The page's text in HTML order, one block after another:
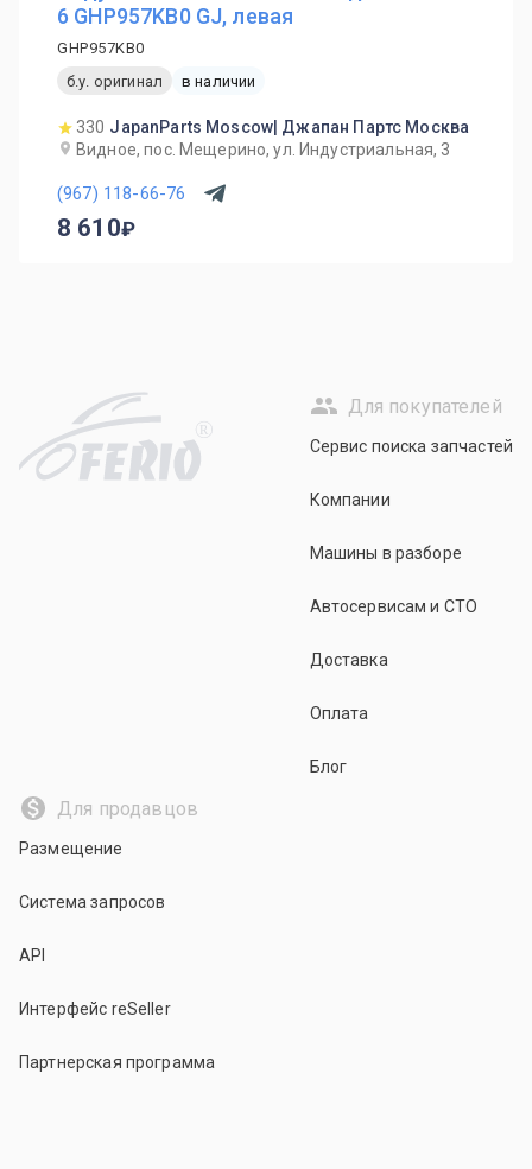
6 GHP957KB0 GJ, левая
GHP957KB0
б.у. оригинал
в наличии
330 JapanParts Moscow| Джапан Партс Москва
Видное, пос. Мещерино, ул. Индустриальная, 3
(967) 118-66-76
8 610
R
Для покупателей
Сервис поиска запчастей
Компании
Машины в разборе
Автосервисам и СТО
Доставка
Оплата
Блог
Для продавцов
Размещение
Система запросов
API
Интерфейс reSeller
Партнерская программа